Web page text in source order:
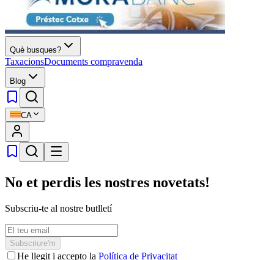
Què busques?
TaxacionsDocuments compravenda
Blog
CA
No et perdis les nostres novetats!
Subscriu-te al nostre butlletí
Subscriure'm
He llegit i accepto la Política de Privacitat